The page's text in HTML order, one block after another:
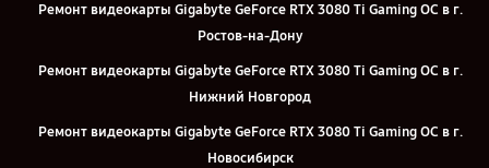
Ремонт видеокарты Gigabyte GeForce RTX 3080 Ti Gaming OC в г.
Ростов-на-Дону
Ремонт видеокарты Gigabyte GeForce RTX 3080 Ti Gaming OC в г.
Нижний Новгород
Ремонт видеокарты Gigabyte GeForce RTX 3080 Ti Gaming OC в г.
Новосибирск